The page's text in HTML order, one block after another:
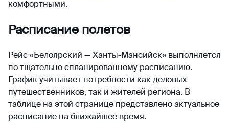
комфортными.
Расписание полетов
Рейс «Белоярский — Ханты-Мансийск» выполняется
по тщательно спланированному расписанию.
График учитывает потребности как деловых
путешественников, так и жителей региона. В
таблице на этой странице представлено актуальное
расписание на ближайшее время.